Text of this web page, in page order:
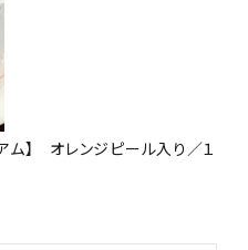
ム】 オレンジピール入り／１